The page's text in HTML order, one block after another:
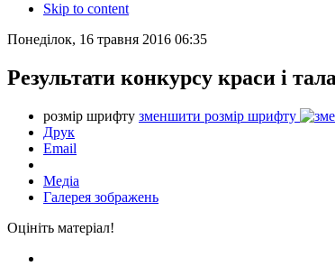
Skip to content
Понеділок, 16 травня 2016 06:35
Результати конкурсу краси і
розмір шрифту зменшити розмір шрифту
Друк
Email
Медіа
Галерея зображень
Оцініть матеріал!